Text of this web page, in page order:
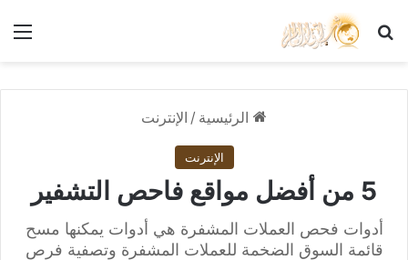
بحث عن
الرئيسية / الإنترنت
الإنترنت
5 من أفضل مواقع فاحص التشفير
أدوات فحص العملات المشفرة هي أدوات يمكنها مسح
قائمة السوق الضخمة للعملات المشفرة وتصفية فرص